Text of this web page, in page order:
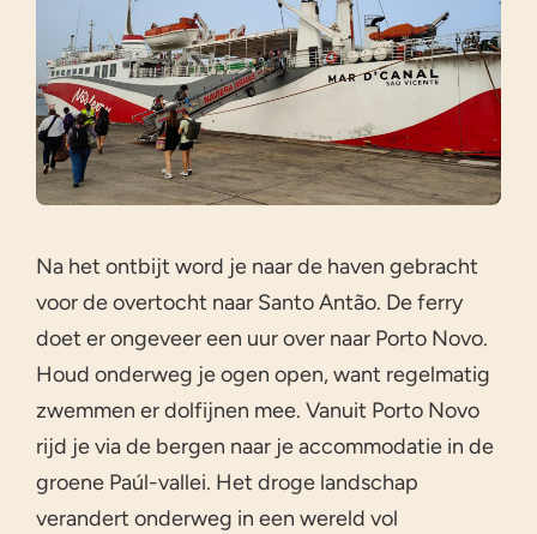
Na het ontbijt word je naar de haven gebracht
voor de overtocht naar Santo Antão. De ferry
doet er ongeveer een uur over naar Porto Novo.
Houd onderweg je ogen open, want regelmatig
zwemmen er dolfijnen mee. Vanuit Porto Novo
rijd je via de bergen naar je accommodatie in de
groene Paúl-vallei. Het droge landschap
verandert onderweg in een wereld vol